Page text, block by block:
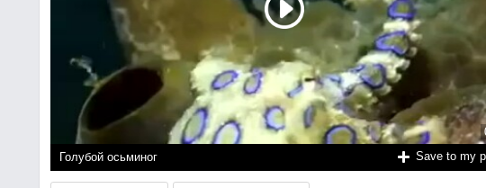
Голубой осьминог Save to my